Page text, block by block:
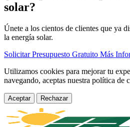
solar?
Únete a los cientos de clientes que ya
la energía solar.
Solicitar Presupuesto Gratuito Más
Utilizamos cookies para mejorar tu
navegando, aceptas nuestra política de
Aceptar Rechazar